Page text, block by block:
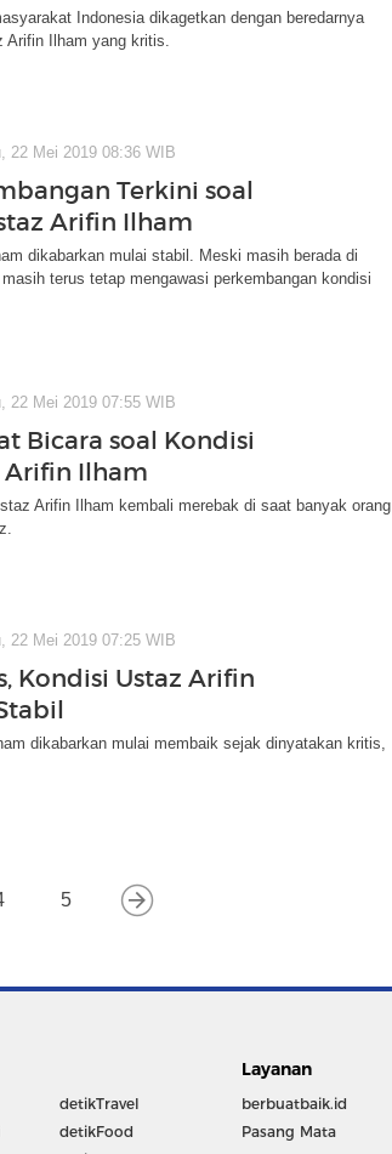
Indonesia dikagetkan dengan beredarnya
Ilham yang kritis.
22 Mei 2019 08:36 WIB
Terkini soal
Arifin Ilham
dikabarkan mulai stabil. Meski masih berada di
terus tetap mengawasi perkembangan kondisi
22 Mei 2019 07:55 WIB
Bicara soal Kondisi
Arifin Ilham
Arifin Ilham kembali merebak di saat banyak orang
22 Mei 2019 07:25 WIB
Kondisi Ustaz Arifin
dikabarkan mulai membaik sejak dinyatakan kritis,
5
detikTravel
detikFood
Layanan
berbuatbaik.id
Pasang Mata